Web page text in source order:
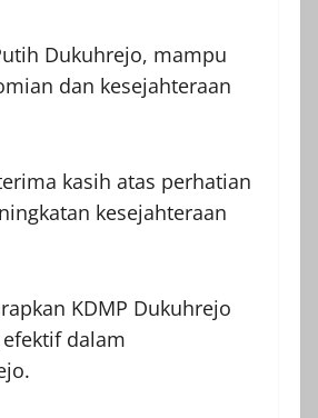
Dukuhrejo, mampu
dan kesejahteraan
kasih atas perhatian
kesejahteraan
KDMP Dukuhrejo
dalam